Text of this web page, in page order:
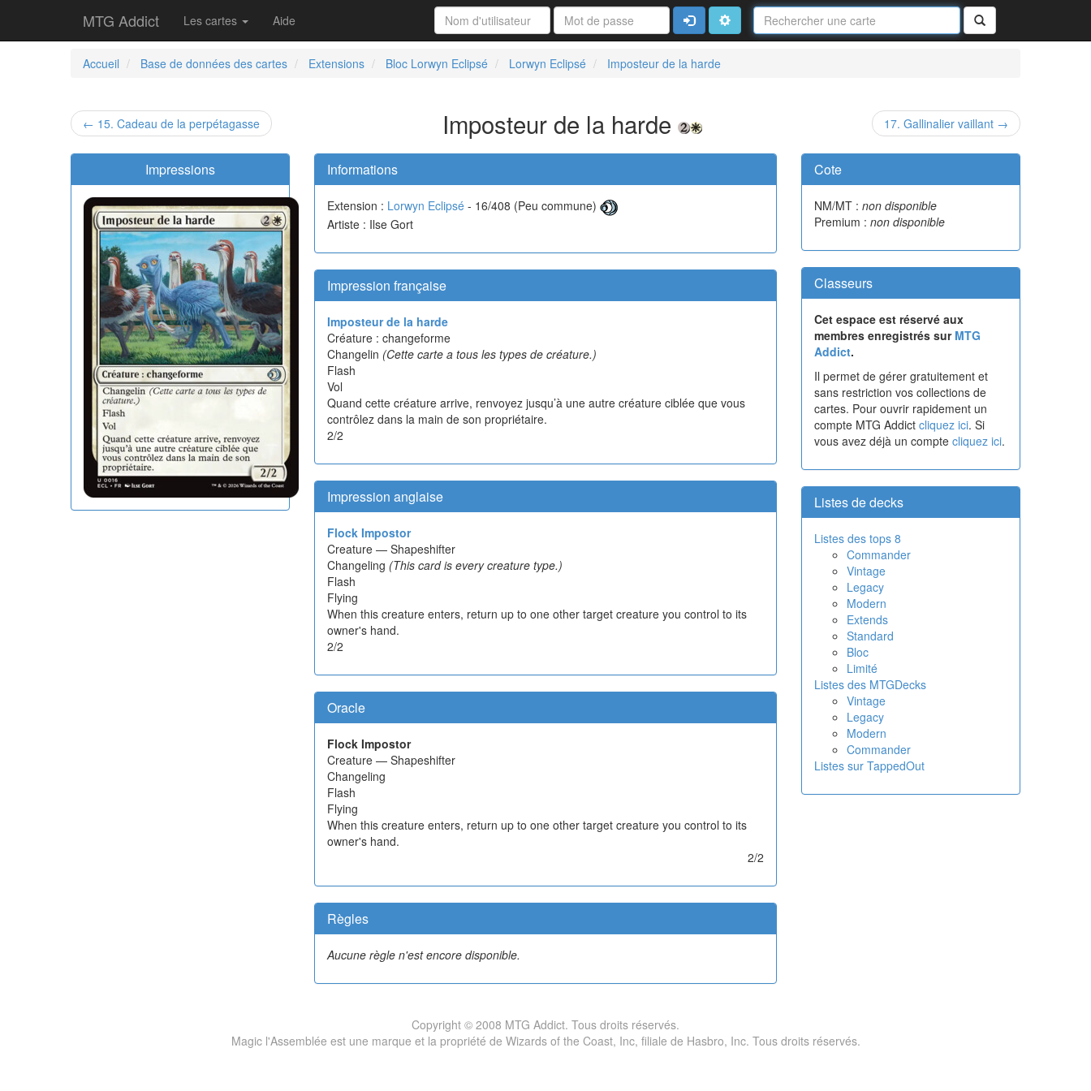
MTG Addict Les cartes Aide
Nom
de
la
Rechercher
ConnexionAvancé
Accueil
Base de données des cartes Extensions Bloc Lorwyn Eclipsé Lorwyn Eclipsé Imposteur de la harde
← 15. Cadeau de la perpétagasse Imposteur de la harde 17. Gallinalier vaillant →
Impressions Informations
Extension : Lorwyn Eclipsé - 16/408 (Peu commune)
Artiste : Ilse Gort
Impression française
Imposteur de la harde
Créature : changeforme
Changelin (Cette carte a tous les types de créature.)
Flash
Vol
Quand cette créature arrive, renvoyez jusqu’à une autre créature ciblée que vous
contrôlez dans la main de son propriétaire.
2/2
Impression anglaise
Flock Impostor
Creature — Shapeshifter
Changeling (This card is every creature type.)
Flash
Flying
When this creature enters, return up to one other target creature you control to its
owner's hand.
2/2
Oracle
Flock Impostor
Creature — Shapeshifter
Changeling
Flash
Flying
When this creature enters, return up to one other target creature you control to its
owner's hand.
2/2
Règles
Aucune règle n'est encore disponible.
Cote
NM/MT : non disponible
Premium : non disponible
Classeurs
Cet espace est réservé aux
membres enregistrés sur MTG
Addict.
Il permet de gérer gratuitement et
sans restriction vos collections de
cartes. Pour ouvrir rapidement un
compte MTG Addict cliquez ici. Si
vous avez déjà un compte cliquez ici.
Listes de decks
Listes des tops 8
Commander
Vintage
Legacy
Modern
Extends
Standard
Bloc
Limité
Listes des MTGDecks
Vintage
Legacy
Modern
Commander
Listes sur TappedOut
Copyright © 2008 MTG Addict. Tous droits réservés.
Magic l'Assemblée est une marque et la propriété de Wizards of the Coast, Inc, filiale de Hasbro, Inc. Tous droits réservés.